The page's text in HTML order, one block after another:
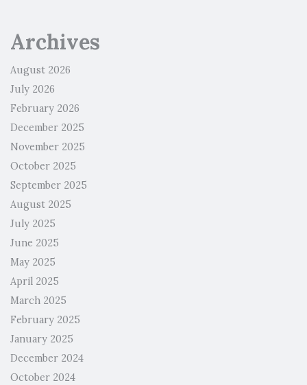
Archives
August 2026
July 2026
February 2026
December 2025
November 2025
October 2025
September 2025
August 2025
July 2025
June 2025
May 2025
April 2025
March 2025
February 2025
January 2025
December 2024
October 2024